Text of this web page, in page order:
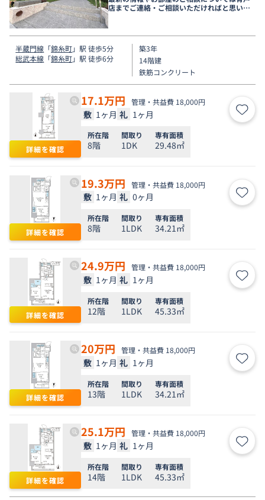
店までご連絡・ご相談いただければと思いま
す。
半蔵門線 「錦糸町」駅 徒歩5分
総武本線 「錦糸町」駅 徒歩6分
築3年
14階建
鉄筋コンクリート
詳細を確認
17.1万円 管理・共益費 18,000円
敷 1ヶ月 礼 1ヶ月 お気
所在階
8階
間取り
1DK
専有面積
29.48㎡
詳細を確認
19.3万円 管理・共益費 18,000円
敷 1ヶ月 礼 0ヶ月 お気
所在階
8階
間取り
1LDK
専有面積
34.21㎡
詳細を確認
24.9万円 管理・共益費 18,000円
敷 1ヶ月 礼 1ヶ月 お気
所在階
12階
間取り
1LDK
専有面積
45.33㎡
詳細を確認
20万円 管理・共益費 18,000円
敷 1ヶ月 礼 1ヶ月 お気
所在階
13階
間取り
1LDK
専有面積
34.21㎡
詳細を確認
25.1万円 管理・共益費 18,000円
敷 1ヶ月 礼 1ヶ月 お気
所在階
14階
間取り
1LDK
専有面積
45.33㎡